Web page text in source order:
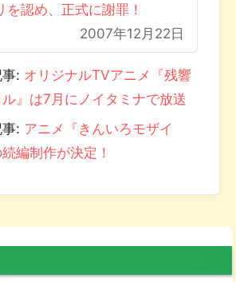
を認め、正式に謝罪！
2007年12月22日
: オリジナルTVアニメ『残響
』は7月にノイタミナで放送
: アニメ『きんいろモザイ
編制作が決定！